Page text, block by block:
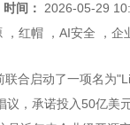
时间： 2026-05-29
， 红帽 ， AI安全 ， 企
联合启动了一项名为
议，承诺投入50亿美